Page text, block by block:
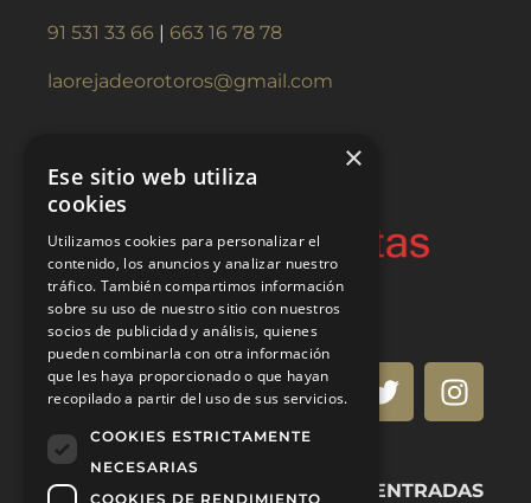
91 531 33 66 | 663 16 78 78
laorejadeorotoros@gmail.com
VENTA DE ENTRADAS
×
Ese sitio web utiliza
cookies
Utilizamos cookies para personalizar el
contenido, los anuncios y analizar nuestro
tráfico. También compartimos información
sobre su uso de nuestro sitio con nuestros
socios de publicidad y análisis, quienes
pueden combinarla con otra información
que les haya proporcionado o que hayan
recopilado a partir del uso de sus servicios.
COOKIES ESTRICTAMENTE
NECESARIAS
COOKIES DE RENDIMIENTO